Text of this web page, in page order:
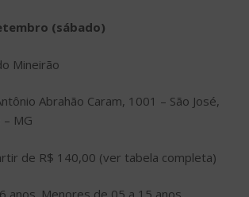
(sábado)
Mineirão
Abrahão Caram, 1001 – São José,
MG
de R$ 140,00 (ver tabela completa)